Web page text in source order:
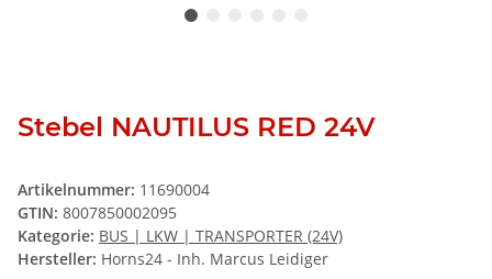
Stebel NAUTILUS RED 24V
Artikelnummer: 11690004
GTIN: 8007850002095
Kategorie: BUS | LKW | TRANSPORTER (24V)
Hersteller: Horns24 - Inh. Marcus Leidiger